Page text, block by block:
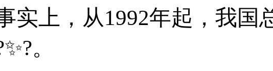
实上，从1992年起，我国
。